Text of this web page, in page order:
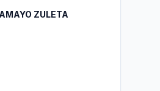
ZULETA